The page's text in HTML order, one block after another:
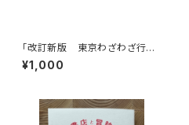
「改訂新版 東京わざわざ行き
たい街の本屋さん」出版記念ト
ークイベント録画視聴権
¥1,000